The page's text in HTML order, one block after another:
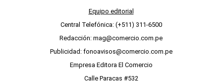
Equipo editorial
Central Telefónica: (+511) 311-6500
Redacción: mag@comercio.com.pe
Publicidad: fonoavisos@comercio.com.pe
Empresa Editora El Comercio
Calle Paracas #532